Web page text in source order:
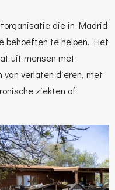
die in Madrid
behoeften te helpen. Het
uit mensen met
van verlaten dieren, met
ziekten of